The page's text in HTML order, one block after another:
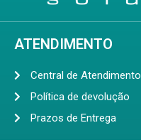
ATENDIMENTO
Central de Atendimento
Política de devolução
Prazos de Entrega